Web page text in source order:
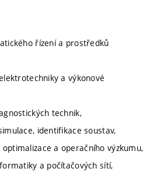
řízení a prostředků
a výkonové
technik,
identifikace soustav,
a operačního výzkumu,
a počítačových sítí,